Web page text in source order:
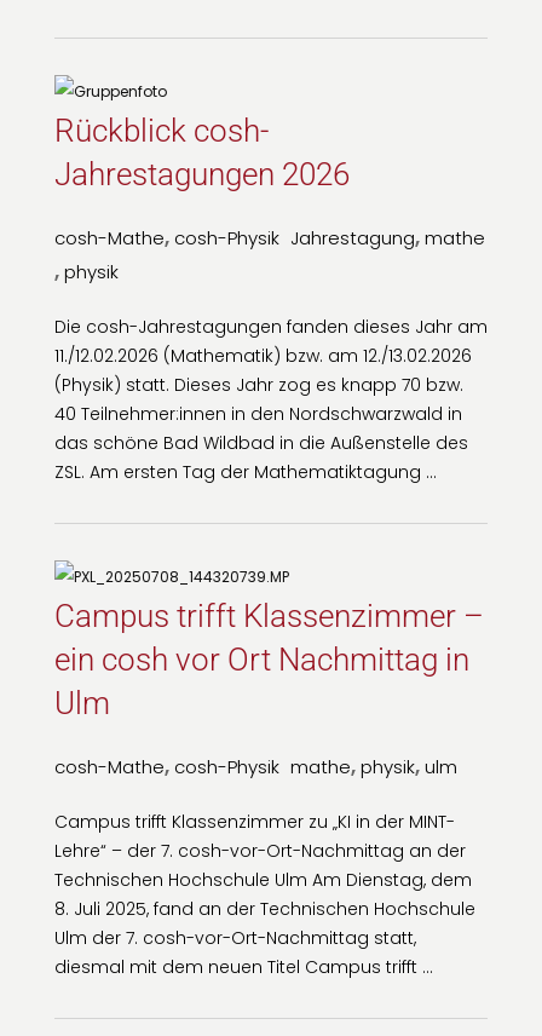
Rückblick cosh-
Jahrestagungen 2026
cosh-Mathe, cosh-Physik Jahrestagung,mathe
,physik
Die cosh-Jahrestagungen fanden dieses Jahr am
11./12.02.2026 (Mathematik) bzw. am 12./13.02.2026
(Physik) statt. Dieses Jahr zog es knapp 70 bzw.
40 Teilnehmer:innen in den Nordschwarzwald in
das schöne Bad Wildbad in die Außenstelle des
ZSL. Am ersten Tag der Mathematiktagung …
Campus trifft Klassenzimmer –
ein cosh vor Ort Nachmittag in
Ulm
cosh-Mathe, cosh-Physik mathe,physik,ulm
Campus trifft Klassenzimmer zu „KI in der MINT-
Lehre“ – der 7. cosh-vor-Ort-Nachmittag an der
Technischen Hochschule Ulm Am Dienstag, dem
8. Juli 2025, fand an der Technischen Hochschule
Ulm der 7. cosh-vor-Ort-Nachmittag statt,
diesmal mit dem neuen Titel Campus trifft …